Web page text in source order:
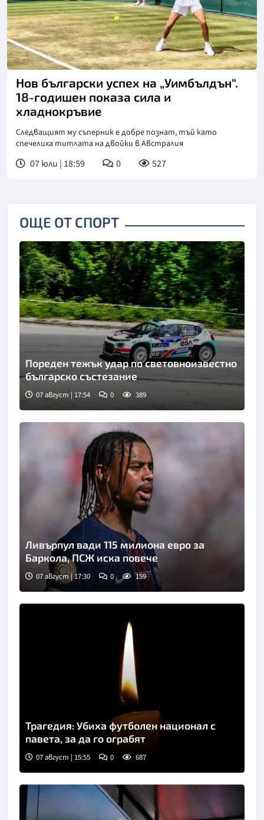
Снимка: БФ Тенис
Нов български успех на „Уимбълдън“.
18-годишен показа сила и
хладнокръвие
Следващият му съперник е добре познат, тъй като
спечелиха титлата на двойки в Австралия
07 юли | 18:59 0 527
ОЩЕ ОТ СПОРТ
Пореден тежък удар по световноизвестно
българско състезание
07 август | 17:54 0 389
Ливърпул вади 115 милиона евро за
Баркола, ПСЖ иска повече
07 август | 17:30 0 159
Трагедия: Убиха футболен национал с
павета, за да го ограбят
07 август | 15:55 0 687